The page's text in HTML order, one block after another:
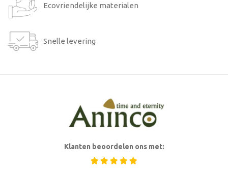
Ecovriendelijke materialen
Snelle levering
Klanten beoordelen ons met: